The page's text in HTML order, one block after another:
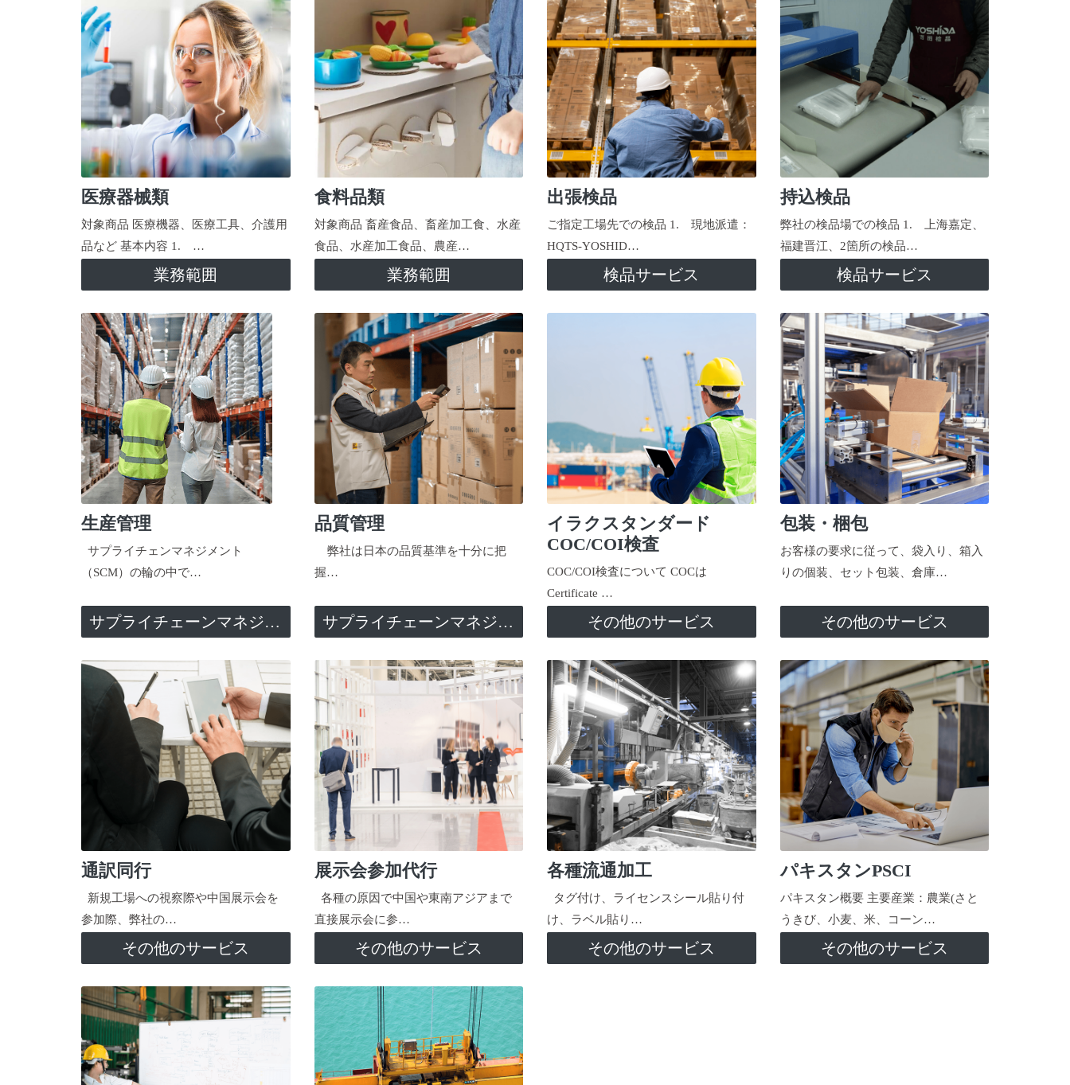
医療器械類
対象商品 医療機器、医療工具、介護用
品など 基本内容 1. …
業務範囲
食料品類
対象商品 畜産食品、畜産加工食、水産
食品、水産加工食品、農産…
業務範囲
出張検品
ご指定工場先での検品 1. 現地派遣：
HQTS-YOSHID…
検品サービス
持込検品
弊社の検品場での検品 1. 上海嘉定、
福建晋江、2箇所の検品…
検品サービス
生産管理
サプライチェンマネジメント
（SCM）の輪の中で…
サプライチェーンマネジメント
品質管理
弊社は日本の品質基準を十分に把
握…
サプライチェーンマネジメント
イラクスタンダード
COC/COI検査
COC/COI検査について COCは
Certificate …
その他のサービス
包装・梱包
お客様の要求に従って、袋入り、箱入
りの個装、セット包装、倉庫…
その他のサービス
通訳同行
新規工場への視察際や中国展示会を
参加際、弊社の…
その他のサービス
展示会参加代行
各種の原因で中国や東南アジアまで
直接展示会に参…
その他のサービス
各種流通加工
タグ付け、ライセンスシール貼り付
け、ラベル貼り…
その他のサービス
パキスタンPSCI
パキスタン概要 主要産業：農業(さと
うきび、小麦、米、コーン…
その他のサービス